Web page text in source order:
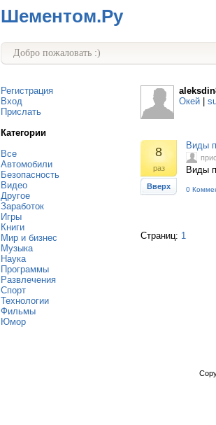
Шементом.Ру
Добро пожаловать :)
Регистрация
Вход
Прислать
Категории
Все
Автомобили
Безопасность
Видео
Другое
Заработок
Игры
Книги
Мир и бизнес
Музыка
Наука
Программы
Развлечения
Спорт
Технологии
Фильмы
Юмор
Окей
8
раз
Вверх
Виды
Виды
0
Страниц: 1